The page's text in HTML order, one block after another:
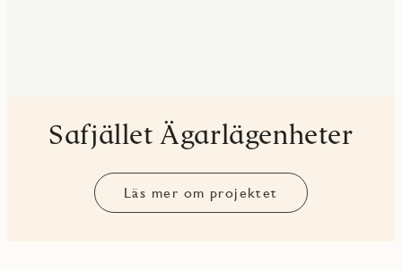
Safjället Ägarlägenheter
Läs mer om projektet